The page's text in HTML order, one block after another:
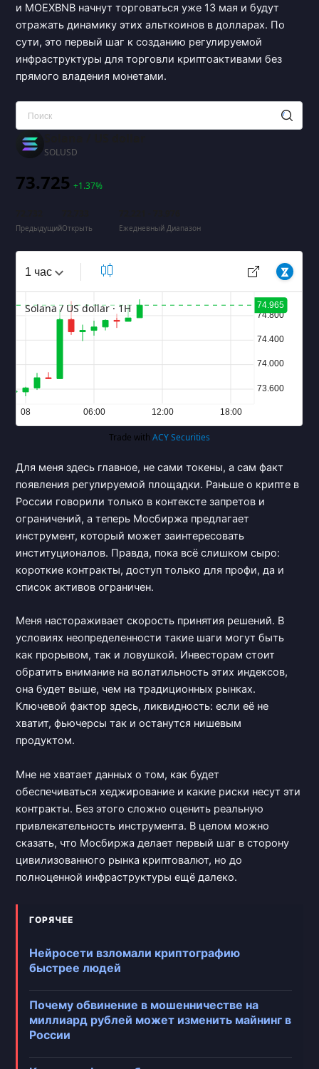
и MOEXBNB начнут торговаться уже 13 мая и будут
отражать динамику этих альткоинов в долларах. По
сути, это первый шаг к созданию регулируемой
инфраструктуры для торговли криптоактивами без
прямого владения монетами.
Для меня здесь главное, не сами токены, а сам факт
появления регулируемой площадки. Раньше о крипте в
России говорили только в контексте запретов и
ограничений, а теперь Мосбиржа предлагает
инструмент, который может заинтересовать
институционалов. Правда, пока всё слишком сыро:
короткие контракты, доступ только для профи, да и
список активов ограничен.
Меня настораживает скорость принятия решений. В
условиях неопределенности такие шаги могут быть
как прорывом, так и ловушкой. Инвесторам стоит
обратить внимание на волатильность этих индексов,
она будет выше, чем на традиционных рынках.
Ключевой фактор здесь, ликвидность: если её не
хватит, фьючерсы так и останутся нишевым
продуктом.
Мне не хватает данных о том, как будет
обеспечиваться хеджирование и какие риски несут эти
контракты. Без этого сложно оценить реальную
привлекательность инструмента. В целом можно
сказать, что Мосбиржа делает первый шаг в сторону
цивилизованного рынка криптовалют, но до
полноценной инфраструктуры ещё далеко.
ГОРЯЧЕЕ
Нейросети взломали криптографию
быстрее людей
Почему обвинение в мошенничестве на
миллиард рублей может изменить майнинг в
России